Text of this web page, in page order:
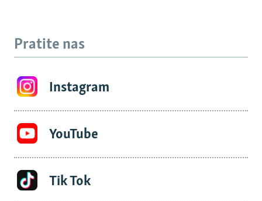
Pratite nas
Instagram
YouTube
Tik Tok